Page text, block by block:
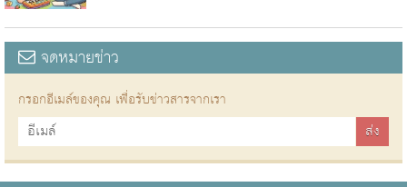
จดหมายข่าว
กรอกอีเมล์ของคุณ เพื่อรับข่าวสารจากเรา